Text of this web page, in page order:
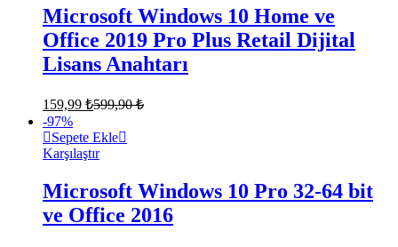
Microsoft Windows 10 Home ve
Office 2019 Pro Plus Retail Dijital
Lisans Anahtarı
159,99 ₺599,90₺
-97%
Sepete Ekle
Karşılaştır
Microsoft Windows 10 Pro 32-64 bit
ve Office 2016